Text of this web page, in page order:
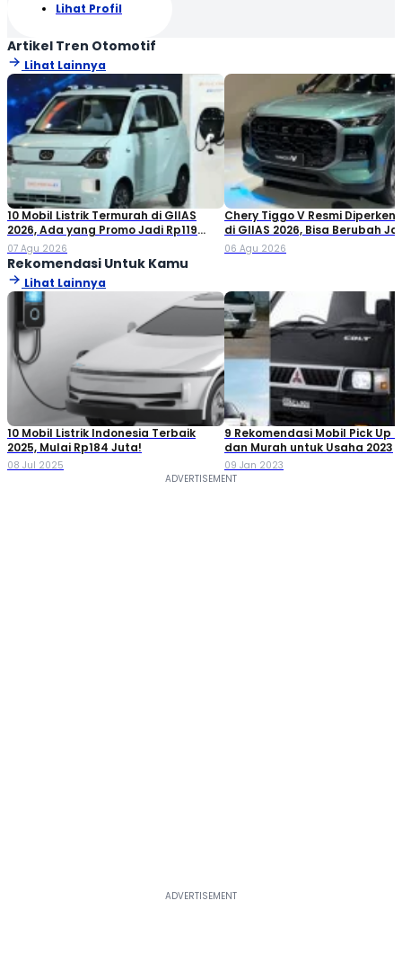
Lihat Profil
Artikel Tren Otomotif
Lihat Lainnya
10 Mobil Listrik Termurah di GIIAS
2026, Ada yang Promo Jadi Rp119
Jutaan!
07 Agu 2026
Chery Tiggo V Resmi
di GIIAS 2026, Bisa Berubah
Double Cabin
06 Agu 2026
Rekomendasi Untuk Kamu
Lihat Lainnya
10 Mobil Listrik Indonesia Terbaik
2025, Mulai Rp184 Juta!
08 Jul 2025
9 Rekomendasi Mobil Pick Up
dan Murah untuk Usaha 2023
09 Jan 2023